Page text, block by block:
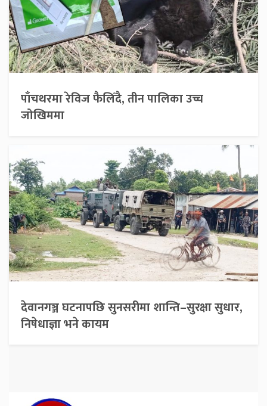
पाँचथरमा रेविज फैलिँदै, तीन पालिका उच्च
जोखिममा
देवानगञ्ज घटनापछि सुनसरीमा शान्ति–सुरक्षा सुधार,
निषेधाज्ञा भने कायम